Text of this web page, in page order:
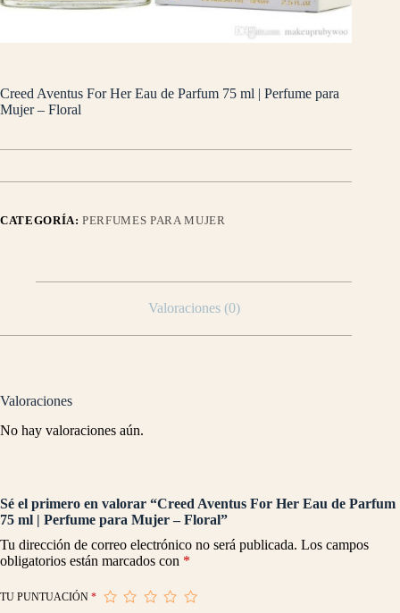
Creed Aventus For Her Eau de Parfum 75 ml | Perfume para
Mujer – Floral
CATEGORÍA:PERFUMES PARA MUJER
Valoraciones (0)
Valoraciones
No hay valoraciones aún.
Sé el primero en valorar “Creed Aventus For Her Eau de Parfum
75 ml | Perfume para Mujer – Floral”
Tu dirección de correo electrónico no será publicada. Los campos
obligatorios están marcados con *
TU PUNTUACIÓN *